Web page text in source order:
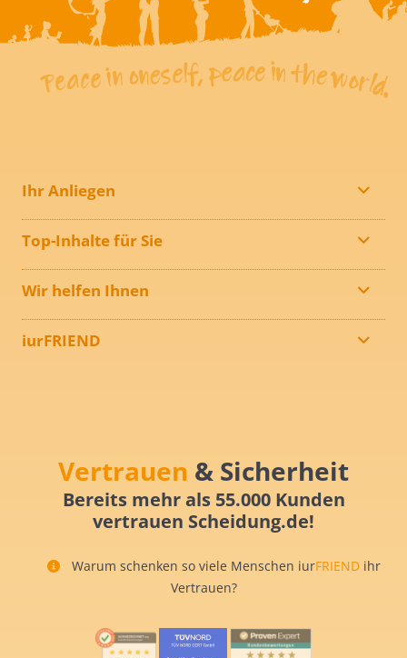
Ihr Anliegen
Top-Inhalte für Sie
Wir helfen Ihnen
iurFRIEND
Vertrauen & Sicherheit
Bereits mehr als 55.000 Kunden
vertrauen Scheidung.de!
Warum schenken so viele Menschen iurFRIEND ihr
Vertrauen?